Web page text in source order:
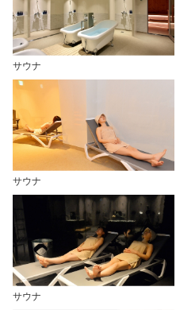
サウナ
サウナ
サウナ